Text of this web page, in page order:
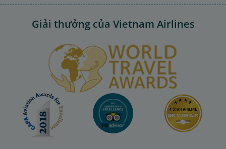
Giải thưởng của Vietnam Airlines